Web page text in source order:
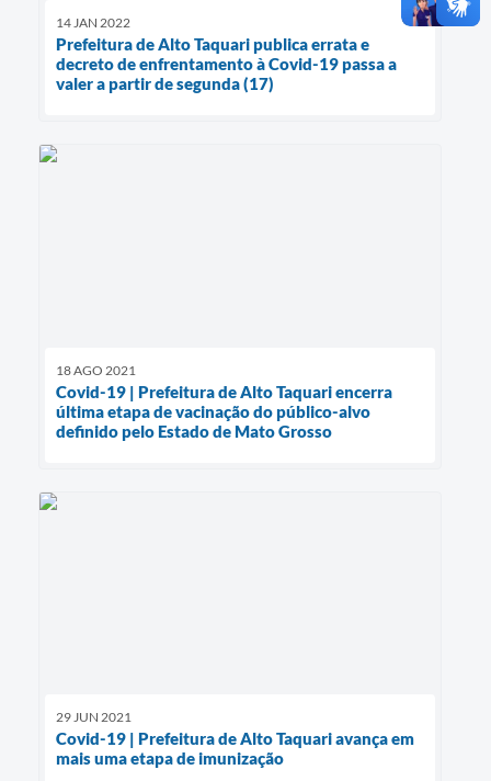
14 JAN 2022
Prefeitura de Alto Taquari publica errata e
decreto de enfrentamento à Covid-19 passa a
valer a partir de segunda (17)
18 AGO 2021
Covid-19 | Prefeitura de Alto Taquari encerra
última etapa de vacinação do público-alvo
definido pelo Estado de Mato Grosso
29 JUN 2021
Covid-19 | Prefeitura de Alto Taquari avança em
mais uma etapa de imunização